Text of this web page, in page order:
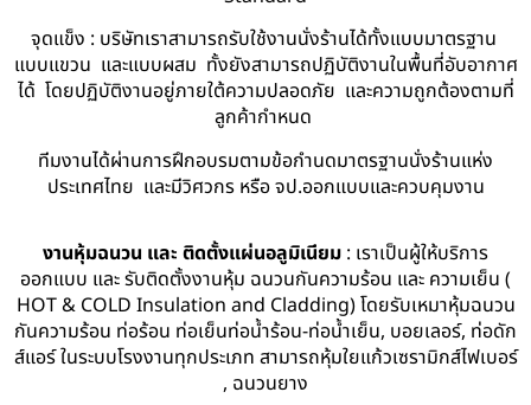
จุดแข็ง : บริษัทเราสามารถรับใช้งานนั่งร้านได้ทั้งแบบมาตรฐาน
แบบแขวน และแบบผสม ทั้งยังสามารถปฏิบัติงานในพื้นที่อับอากาศ
ได้ โดยปฏิบัติงานอยู่ภายใต้ความปลอดภัย และความถูกต้องตามที่
ลูกค้ากำหนด
ทีมงานได้ผ่านการฝึกอบรมตามข้อกำนดมาตรฐานนั่งร้านแห่ง
ประเทศไทย และมีวิศวกร หรือ จป.ออกแบบและควบคุมงาน
งานหุ้มฉนวน และ ติดตั้งแผ่นอลูมิเนียม : เราเป็นผู้ให้บริการ
ออกแบบ และ รับติดตั้งงานหุ้ม ฉนวนกันความร้อน และ ความเย็น (
HOT & COLD Insulation and Cladding) โดยรับเหมาหุ้มฉนวน
กันความร้อน ท่อร้อน ท่อเย็นท่อน้ำร้อน-ท่อน้ำเย็น, บอยเลอร์, ท่อดัก
ส์แอร์ ในระบบโรงงานทุกประเภท สามารถหุ้มใยแก้วเซรามิกส์ไฟเบอร์
, ฉนวนยาง